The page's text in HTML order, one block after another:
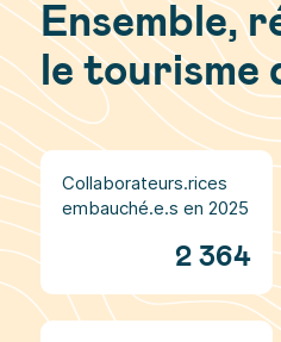
TALENTS
Ensemble,
le tourisme
embauché.e.s en 2025
2 364